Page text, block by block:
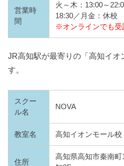
営業時
間
火～木：13:00～
18:30／月金：休校
※オンラインでも受
JR高知駅が最寄りの「高知イオ
す。
スクー
ル名
NOVA
教室名 高知イオンモール校
住所
高知県高知市秦南